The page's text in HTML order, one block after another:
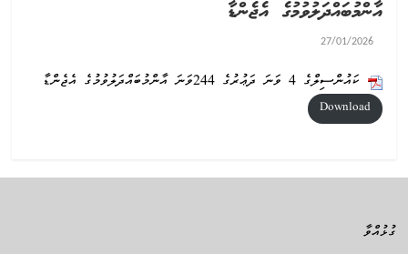
އާންމުބައްދަލުވުމުގެ އެޖެންޑާ
27/01/2026
ކައުންސިލްގެ 4 ވަނަ ދަޢުރުގެ 244ވަނަ އާންމުބައްދަލުވުމުގެ އެޖެންޑާ
Download
ގުޅުއްވާ